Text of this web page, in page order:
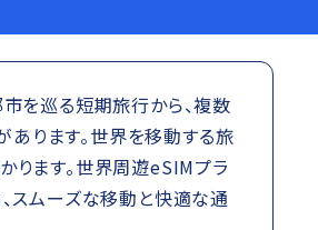
を巡る短期旅行から、複数
ります。世界を移動する旅
ります。世界周遊eSIMプラ
スムーズな移動と快適な通